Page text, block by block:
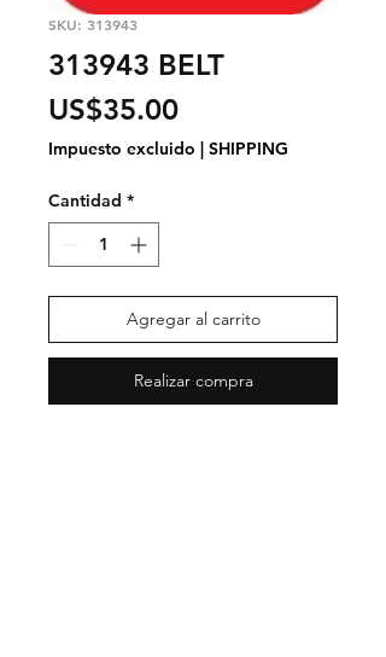
SKU: 313943
313943 BELT
US$35.00Precio
Impuesto excluido SHIPPING
Cantidad *
Agregar al carrito
Realizar compra